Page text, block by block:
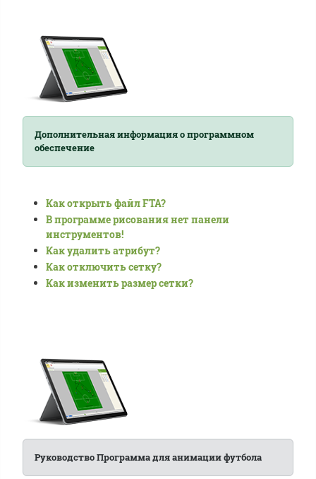
Дополнительная информация o программном
обеспечение
Как открыть файл FTA?
В программе рисования нет панели
инструментов!
Как удалить атрибут?
Как отключить сетку?
Как изменить размер сетки?
Руководство Программа для анимации футбола